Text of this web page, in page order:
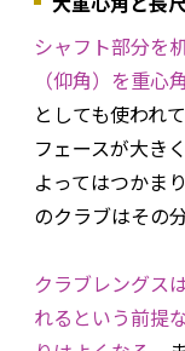
シャフト部分を
（仰角）を重心
としても使われ
フェースが大き
よってはつかま
のクラブはその
クラブレングス
れるという前提